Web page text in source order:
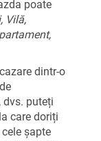
poate
Vilă,
dintr-o
dvs. puteți
care doriți
șapte